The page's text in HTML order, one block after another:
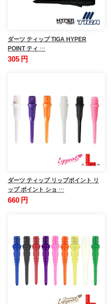
ダーツ ティップ TIGA HYPER
POINT ティ …
305 円
ダーツ ティップ リップポイント リ
ップ ポイント ショ …
660 円